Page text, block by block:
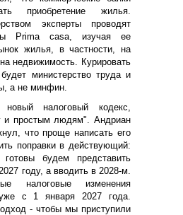
приобретение жилья.
эксперты проводят
Prima casа, изучая ее
жилья, в частности, на
недвижимость. Курировать
министерство труда и
а не минфин.
новый налоговый кодекс,
и простым людям". Андриан
что проще написать его
поправки в действующий:
будем представить
году, а вводить в 2028-м.
налоговые изменения
с 1 января 2027 года.
- чтобы мы приступили